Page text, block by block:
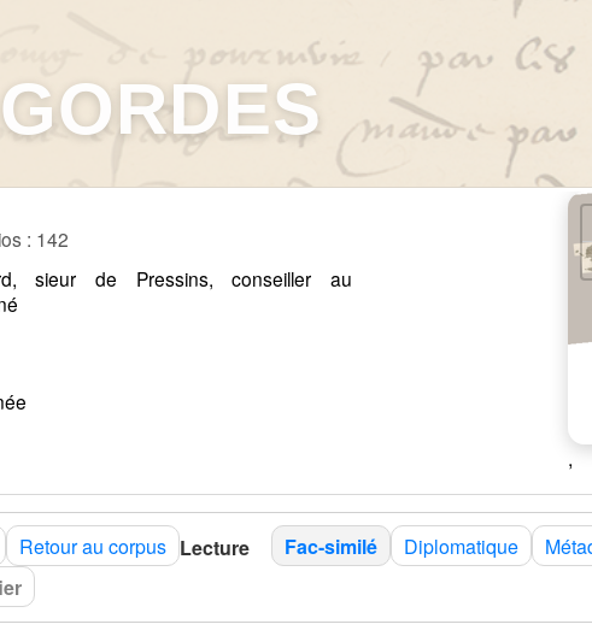
: 142
sieur de Pressins, conseiller au
,
Retour au corpus Lecture Fac-similé Diplomatique